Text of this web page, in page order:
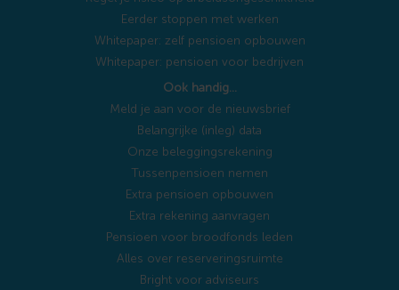
Eerder stoppen met werken
Whitepaper: zelf pensioen opbouwen
Whitepaper: pensioen voor bedrijven
Ook handig…
Meld je aan voor de nieuwsbrief
Belangrijke (inleg) data
Onze beleggingsrekening
Tussenpensioen nemen
Extra pensioen opbouwen
Extra rekening aanvragen
Pensioen voor broodfonds leden
Alles over reserveringsruimte
Bright voor adviseurs